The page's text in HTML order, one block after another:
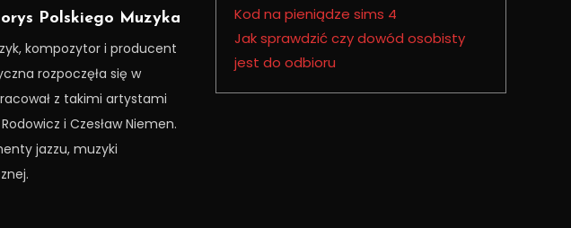
Polskiego Muzyka
kompozytor i producent
rozpoczęła się w
z takimi artystami
i Czesław Niemen.
jazzu, muzyki
Kod na pieniądze sims 4
Jak sprawdzić czy dowód osobisty
jest do odbioru